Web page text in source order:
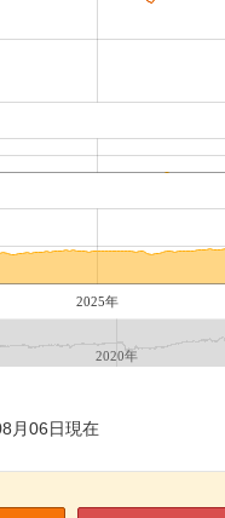
2025年
2020年
月06日現在